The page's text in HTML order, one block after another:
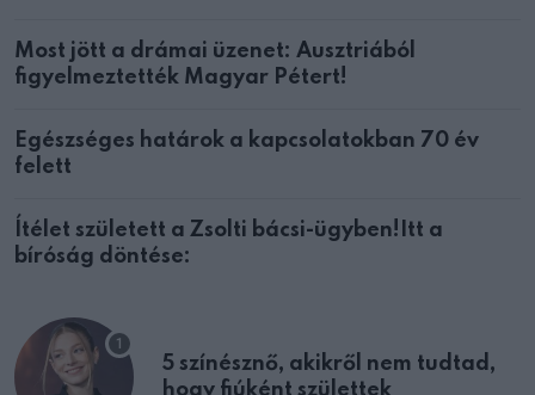
Most jött a drámai üzenet: Ausztriából
figyelmeztették Magyar Pétert!
Egészséges határok a kapcsolatokban 70 év
felett
Ítélet született a Zsolti bácsi-ügyben!Itt a
bíróság döntése:
5 színésznő, akikről nem tudtad,
hogy fiúként születtek